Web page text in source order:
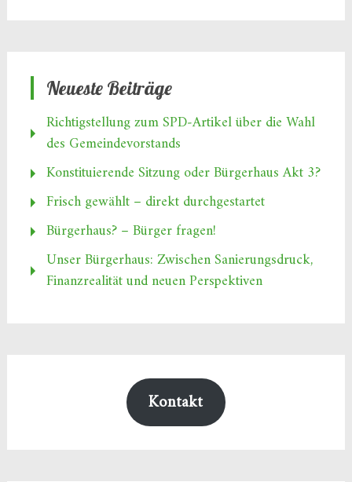
Neueste Beiträge
Richtigstellung zum SPD‑Artikel über die Wahl
des Gemeindevorstands
Konstituierende Sitzung oder Bürgerhaus Akt 3?
Frisch gewählt – direkt durchgestartet
Bürgerhaus? – Bürger fragen!
Unser Bürgerhaus: Zwischen Sanierungsdruck,
Finanzrealität und neuen Perspektiven
Kontakt